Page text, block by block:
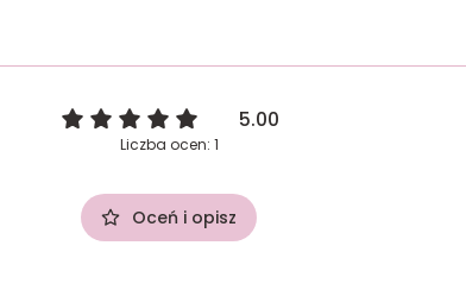
5.00
Liczba ocen: 1
Oceń i opisz